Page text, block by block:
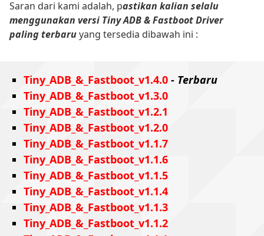
Saran dari kami adalah, pastikan kalian selalu
menggunakan versi Tiny ADB & Fastboot Driver
paling terbaruyang tersedia dibawah ini :
Tiny_ADB_&_Fastboot_v1.4.0 - Terbaru
Tiny_ADB_&_Fastboot_v1.3.0
Tiny_ADB_&_Fastboot_v1.2.1
Tiny_ADB_&_Fastboot_v1.2.0
Tiny_ADB_&_Fastboot_v1.1.7
Tiny_ADB_&_Fastboot_v1.1.6
Tiny_ADB_&_Fastboot_v1.1.5
Tiny_ADB_&_Fastboot_v1.1.4
Tiny_ADB_&_Fastboot_v1.1.3
Tiny_ADB_&_Fastboot_v1.1.2